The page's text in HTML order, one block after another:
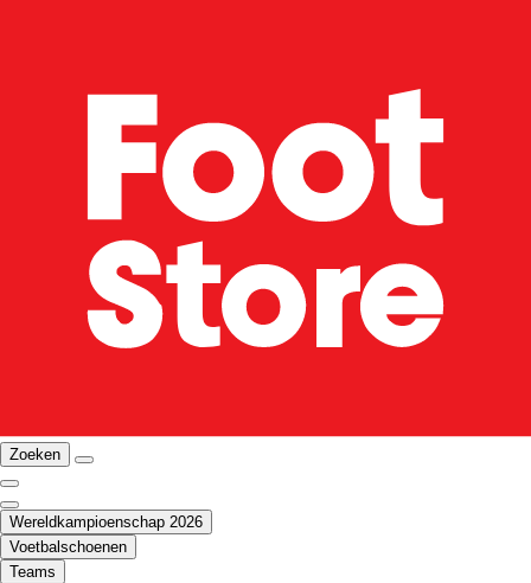
Zoeken
Wereldkampioenschap 2026
Voetbalschoenen
Teams